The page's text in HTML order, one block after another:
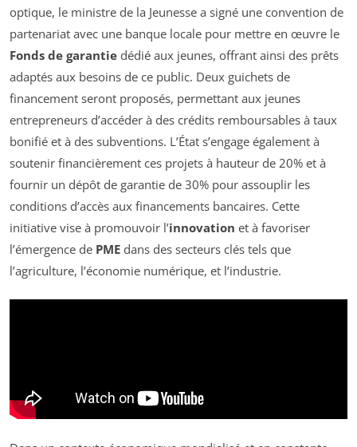
optique, le ministre de la Jeunesse a signé une convention de
partenariat avec une banque locale pour mettre en œuvre le
Fonds de garantie dédié aux jeunes, offrant ainsi des prêts
adaptés aux besoins de ce public. Deux guichets de
financement seront proposés, permettant aux jeunes
entrepreneurs d’accéder à des crédits remboursables à taux
bonifié et à des subventions. L’État s’engage également à
soutenir financièrement ces projets à hauteur de 20% et à
fournir un dépôt de garantie de 30% pour assouplir les
conditions d’accès aux financements bancaires. Cette
initiative vise à promouvoir l’innovation et à favoriser
l’émergence de PME dans des secteurs clés tels que
l’agriculture, l’économie numérique, et l’industrie.